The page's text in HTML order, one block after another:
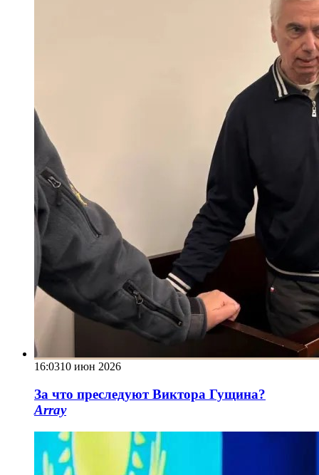
16:0310 июн 2026
За что преследуют Виктора Гущина?
Array